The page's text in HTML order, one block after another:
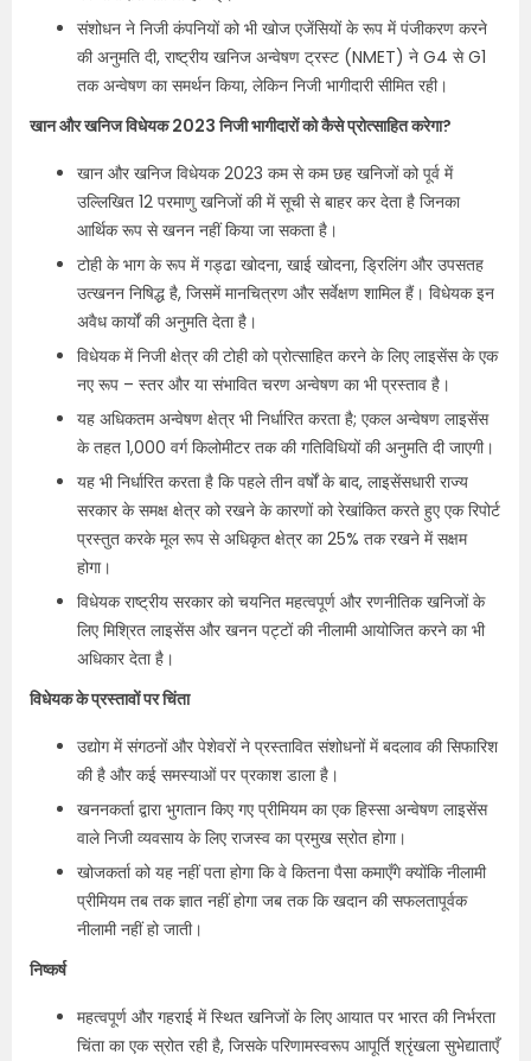
संशोधन ने निजी कंपनियों को भी खोज एजेंसियों के रूप में पंजीकरण करने
की अनुमति दी, राष्ट्रीय खनिज अन्वेषण ट्रस्ट (NMET) ने G4 से G1
तक अन्वेषण का समर्थन किया, लेकिन निजी भागीदारी सीमित रही।
खान और खनिज विधेयक 2023 निजी भागीदारों को कैसे प्रोत्साहित करेगा?
खान और खनिज विधेयक 2023 कम से कम छह खनिजों को पूर्व में
उल्लिखित 12 परमाणु खनिजों की में सूची से बाहर कर देता है जिनका
आर्थिक रूप से खनन नहीं किया जा सकता है।
टोही के भाग के रूप में गड्ढा खोदना, खाई खोदना, ड्रिलिंग और उपसतह
उत्खनन निषिद्ध है, जिसमें मानचित्रण और सर्वेक्षण शामिल हैं। विधेयक इन
अवैध कार्यों की अनुमति देता है।
विधेयक में निजी क्षेत्र की टोही को प्रोत्साहित करने के लिए लाइसेंस के एक
नए रूप – स्तर और या संभावित चरण अन्वेषण का भी प्रस्ताव है।
यह अधिकतम अन्वेषण क्षेत्र भी निर्धारित करता है; एकल अन्वेषण लाइसेंस
के तहत 1,000 वर्ग किलोमीटर तक की गतिविधियों की अनुमति दी जाएगी।
यह भी निर्धारित करता है कि पहले तीन वर्षों के बाद, लाइसेंसधारी राज्य
सरकार के समक्ष क्षेत्र को रखने के कारणों को रेखांकित करते हुए एक रिपोर्ट
प्रस्तुत करके मूल रूप से अधिकृत क्षेत्र का 25% तक रखने में सक्षम
होगा।
विधेयक राष्ट्रीय सरकार को चयनित महत्वपूर्ण और रणनीतिक खनिजों के
लिए मिश्रित लाइसेंस और खनन पट्टों की नीलामी आयोजित करने का भी
अधिकार देता है।
विधेयक के प्रस्तावों पर चिंता
उद्योग में संगठनों और पेशेवरों ने प्रस्तावित संशोधनों में बदलाव की सिफारिश
की है और कई समस्याओं पर प्रकाश डाला है।
खननकर्ता द्वारा भुगतान किए गए प्रीमियम का एक हिस्सा अन्वेषण लाइसेंस
वाले निजी व्यवसाय के लिए राजस्व का प्रमुख स्रोत होगा।
खोजकर्ता को यह नहीं पता होगा कि वे कितना पैसा कमाएँगे क्योंकि नीलामी
प्रीमियम तब तक ज्ञात नहीं होगा जब तक कि खदान की सफलतापूर्वक
नीलामी नहीं हो जाती।
निष्कर्ष
महत्वपूर्ण और गहराई में स्थित खनिजों के लिए आयात पर भारत की निर्भरता
चिंता का एक स्रोत रही है, जिसके परिणामस्वरूप आपूर्ति श्रृंखला सुभेद्याताएँ